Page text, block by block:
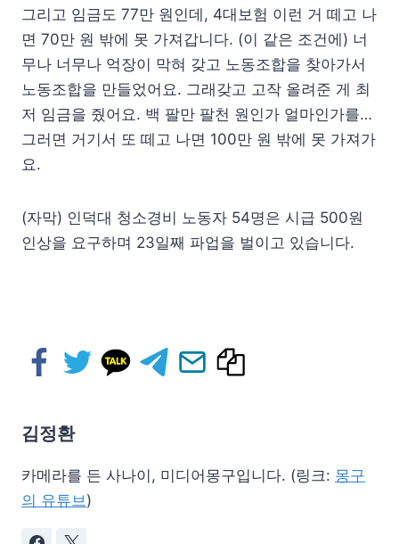
그리고 임금도 77만 원인데, 4대보험 이런 거 떼고 나
면 70만 원 밖에 못 가져갑니다. (이 같은 조건에) 너
무나 너무나 억장이 막혀 갖고 노동조합을 찾아가서
노동조합을 만들었어요. 그래갖고 고작 올려준 게 최
저 임금을 줬어요. 백 팔만 팔천 원인가 얼마인가를…
그러면 거기서 또 떼고 나면 100만 원 밖에 못 가져가
요.
(자막) 인덕대 청소경비 노동자 54명은 시급 500원
인상을 요구하며 23일째 파업을 벌이고 있습니다.
김정환
카메라를 든 사나이, 미디어몽구입니다. (링크: 몽구
의 유튜브 )